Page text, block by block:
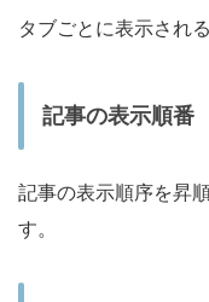
タブごとに表示され
記事の表示順番
記事の表示順序を昇
す。